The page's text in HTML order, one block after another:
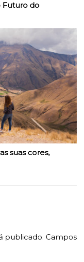
Futuro do
suas cores,
publicado. Campos